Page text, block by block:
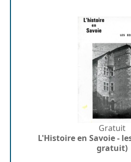
Gratuit
L'Histoire en Savoie -
gratuit)